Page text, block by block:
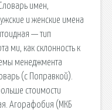
имен,
и женские имена
— тип
ми, как склонность к
менеджмента
(с Поправкой).
стоимости
Агорафобия (МКБ